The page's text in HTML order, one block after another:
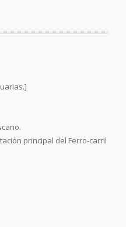
principal del Ferro-carril